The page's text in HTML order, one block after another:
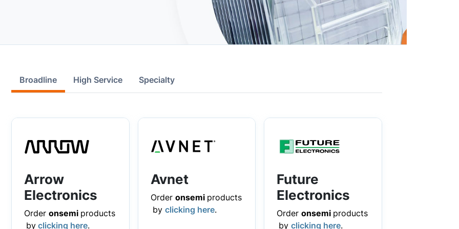
Broadline High Service Specialty
Arrow
Electronics
Order onsemi products
by clicking here.
Avnet
Order onsemi products
by clicking here.
Future
Electronics
Orderonsemi products
byclicking here.